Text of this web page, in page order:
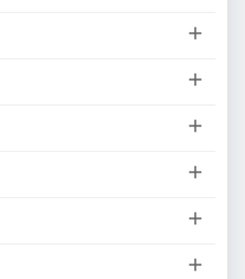





